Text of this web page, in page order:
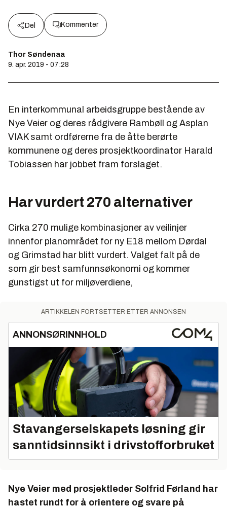
Del Kommenter
Thor Søndenaa
9. apr. 2019 - 07:28
En interkommunal arbeidsgruppe bestående av
Nye Veier og deres rådgivere Rambøll og Asplan
VIAK samt ordførerne fra de åtte berørte
kommunene og deres prosjektkoordinator Harald
Tobiassen har jobbet fram forslaget.
Har vurdert 270 alternativer
Cirka 270 mulige kombinasjoner av veilinjer
innenfor planområdet for ny E18 mellom Dørdal
og Grimstad har blitt vurdert. Valget falt på de
som gir best samfunnsøkonomi og kommer
gunstigst ut for miljøverdiene,
ARTIKKELEN FORTSETTER ETTER ANNONSEN
ANNONSØRINNHOLD
Stavangerselskapets løsning gir
sanntidsinnsikt i drivstofforbruket
Nye Veier med prosjektleder Solfrid Førland har
hastet rundt for å orientere og svare på